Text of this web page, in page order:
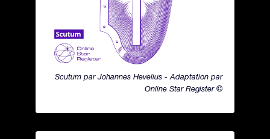
Scutum par Johannes Hevelius - Adaptation par
Online Star Register ©